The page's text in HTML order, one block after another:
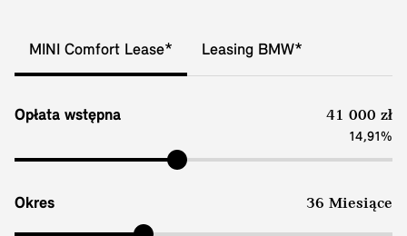
MINI Comfort Lease* Leasing BMW*
Opłata wstępna 41 000 zł
14,91%
Okres 36 Miesiące